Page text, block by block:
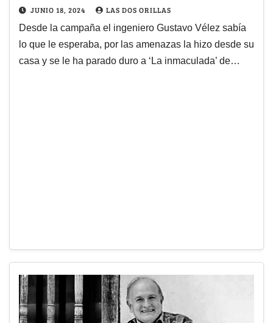
JUNIO 18, 2024 LAS DOS ORILLAS
Desde la campaña el ingeniero Gustavo Vélez sabía
lo que le esperaba, por las amenazas la hizo desde su
casa y se le ha parado duro a ‘La inmaculada’ de…